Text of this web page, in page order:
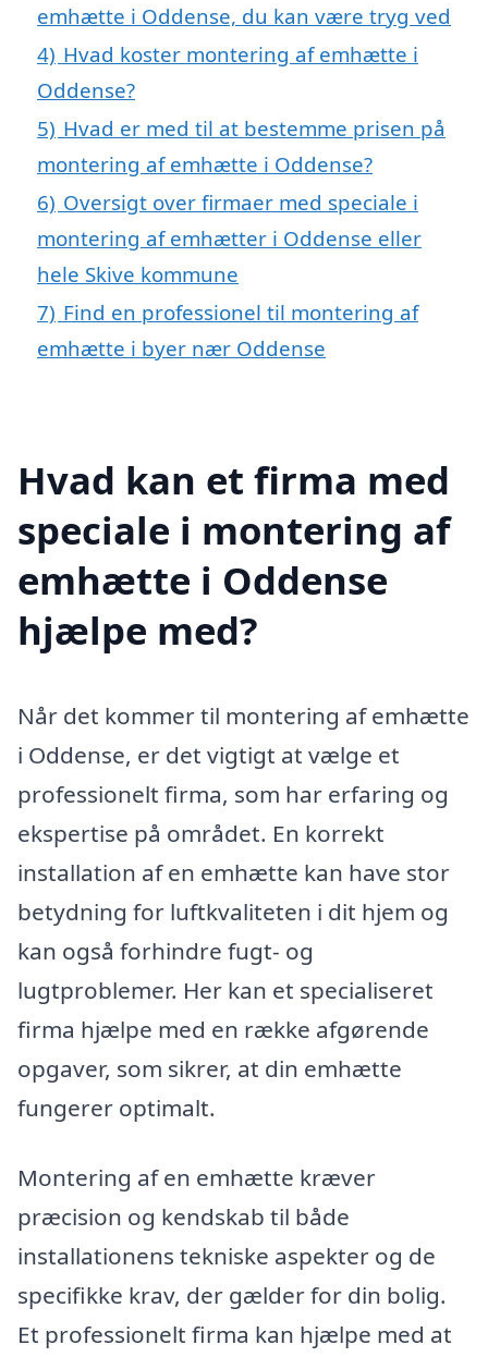
emhætte i Oddense, du kan være tryg ved
4) Hvad koster montering af emhætte i
Oddense?
5) Hvad er med til at bestemme prisen på
montering af emhætte i Oddense?
6) Oversigt over firmaer med speciale i
montering af emhætter i Oddense eller
hele Skive kommune
7) Find en professionel til montering af
emhætte i byer nær Oddense
Hvad kan et firma med
speciale i montering af
emhætte i Oddense
hjælpe med?
Når det kommer til montering af emhætte
i Oddense, er det vigtigt at vælge et
professionelt firma, som har erfaring og
ekspertise på området. En korrekt
installation af en emhætte kan have stor
betydning for luftkvaliteten i dit hjem og
kan også forhindre fugt- og
lugtproblemer. Her kan et specialiseret
firma hjælpe med en række afgørende
opgaver, som sikrer, at din emhætte
fungerer optimalt.
Montering af en emhætte kræver
præcision og kendskab til både
installationens tekniske aspekter og de
specifikke krav, der gælder for din bolig.
Et professionelt firma kan hjælpe med at